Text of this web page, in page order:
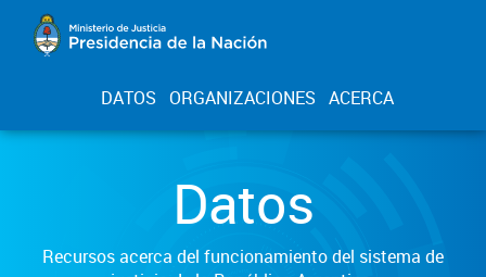
DATOS ORGANIZACIONES ACERCA
Datos
Recursos acerca del funcionamiento del sistema de